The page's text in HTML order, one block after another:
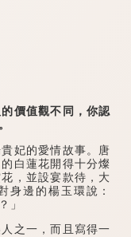
價值觀不同，你認
妃的愛情故事。唐
白蓮花開得十分燦
，並設宴款待，大
身邊的楊玉環說：
」
之一，而且寫得一